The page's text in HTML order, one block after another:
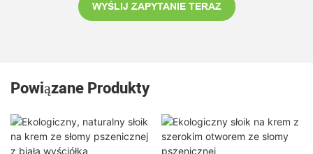
WYŚLIJ ZAPYTANIE TERAZ
Powiązane Produkty